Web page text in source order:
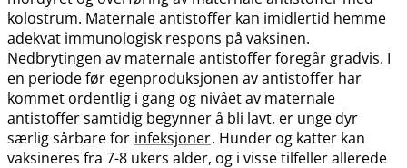
kolostrum. Maternale antistoffer kan imidlertid hemme
adekvat immunologisk respons på vaksinen.
Nedbrytingen av maternale antistoffer foregår gradvis. I
en periode før egenproduksjonen av antistoffer har
kommet ordentlig i gang og nivået av maternale
antistoffer samtidig begynner å bli lavt, er unge dyr
særlig sårbare for infeksjoner. Hunder og katter kan
vaksineres fra 7-8 ukers alder, og i visse tilfeller allerede